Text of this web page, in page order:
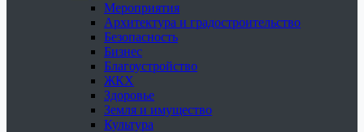
Мероприятия
Архитектура и градостроительство
Безопасность
Бизнес
Благоустройство
ЖКХ
Здоровье
Земля и имущество
Культура